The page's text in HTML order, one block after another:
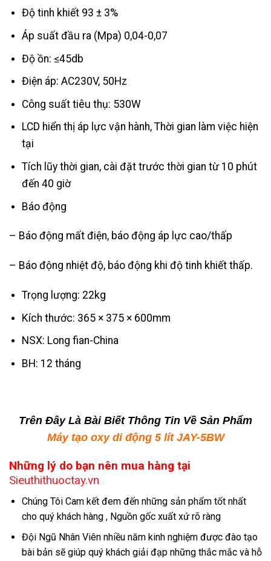
Độ tinh khiết 93 ± 3%
Áp suất đầu ra (Mpa) 0,04-0,07
Độ ồn: ≤45db
Điện áp: AC230V, 50Hz
Công suất tiêu thụ: 530W
LCD hiển thị áp lực vận hành, Thời gian làm việc hiện
tại
Tích lũy thời gian, cài đặt trước thời gian từ 10 phút
đến 40 giờ
Báo động
– Báo động mất điện, báo động áp lực cao/thấp
– Báo động nhiệt độ, báo động khi độ tinh khiết thấp.
Trọng lượng: 22kg
Kích thước: 365 × 375 × 600mm
NSX: Long fian-China
BH: 12 tháng
Trên Đây Là Bài Biết Thông Tin Về Sản Phẩm
Máy tạo oxy di động 5 lít JAY-5BW
Những lý do bạn nên mua hàng tại
Sieuthithuoctay.vn
Chúng Tôi Cam kết đem đến những sản phẩm tốt nhất
cho quý khách hàng , Nguồn gốc xuất xứ rõ ràng
Đội Ngũ Nhân Viên nhiều năm kinh nghiệm được đào tạo
bài bản sẽ giúp quý khách giải đạp những thắc mắc và hỗ